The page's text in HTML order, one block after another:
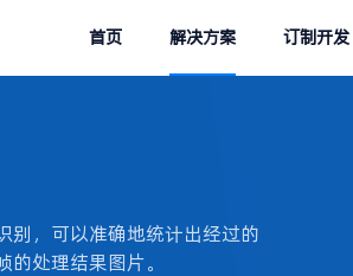
首页 解决方案 订制开发
别，可以准确地统计出经过的
处理结果图片。